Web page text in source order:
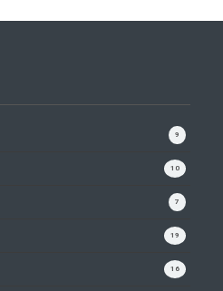
9
10
7
19
16